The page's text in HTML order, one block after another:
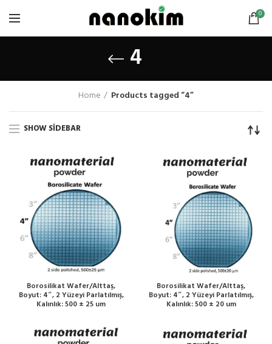
0
4
Home Products tagged “4”
SHOW SIDEBAR
Borosilikat Wafer/Alttaş,
Boyut: 4″, 2 Yüzeyi Parlatılmış,
Kalınlık: 500 ± 25 um
Borosilikat Wafer/Alttaş,
Boyut: 4″, 2 Yüzeyi Parlatılmış,
Kalınlık: 500 ± 20 um